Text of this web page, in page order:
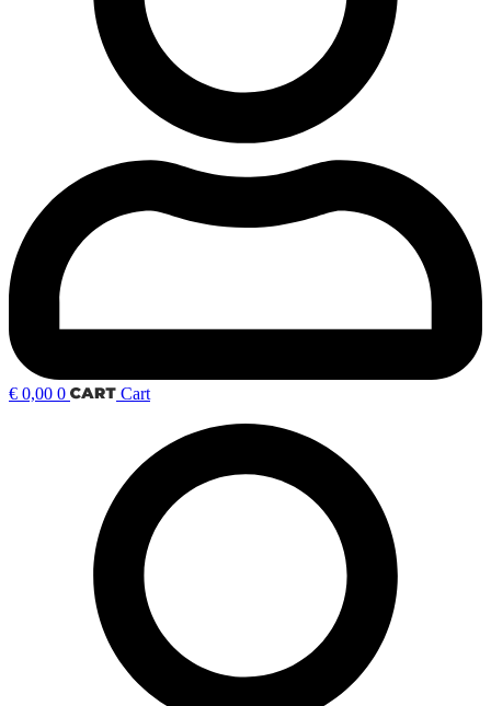
€ 0,00 0 Cart